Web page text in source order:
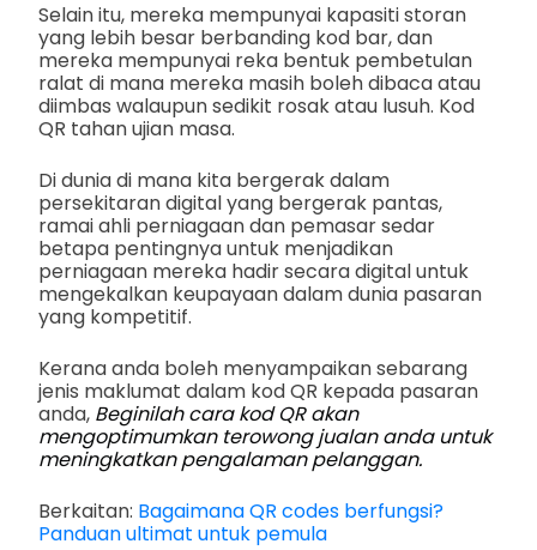
Selain itu, mereka mempunyai kapasiti storan
yang lebih besar berbanding kod bar, dan
mereka mempunyai reka bentuk pembetulan
ralat di mana mereka masih boleh dibaca atau
diimbas walaupun sedikit rosak atau lusuh. Kod
QR tahan ujian masa.
Di dunia di mana kita bergerak dalam
persekitaran digital yang bergerak pantas,
ramai ahli perniagaan dan pemasar sedar
betapa pentingnya untuk menjadikan
perniagaan mereka hadir secara digital untuk
mengekalkan keupayaan dalam dunia pasaran
yang kompetitif.
Kerana anda boleh menyampaikan sebarang
jenis maklumat dalam kod QR kepada pasaran
anda, Beginilah cara kod QR akan
mengoptimumkan terowong jualan anda untuk
meningkatkan pengalaman pelanggan.
Berkaitan: Bagaimana QR codes berfungsi?
Panduan ultimat untuk pemula